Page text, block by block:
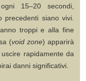
15–20 secondi,
siano vivi.
troppi e alla fine
(void zone) apparirà
rapidamente da
danni significativi.